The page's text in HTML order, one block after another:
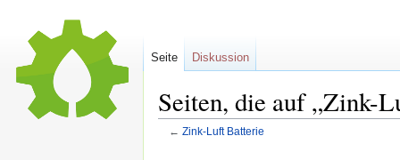
Seiten, die auf „Zink-
← Zink-Luft Batterie
Seite Diskussion